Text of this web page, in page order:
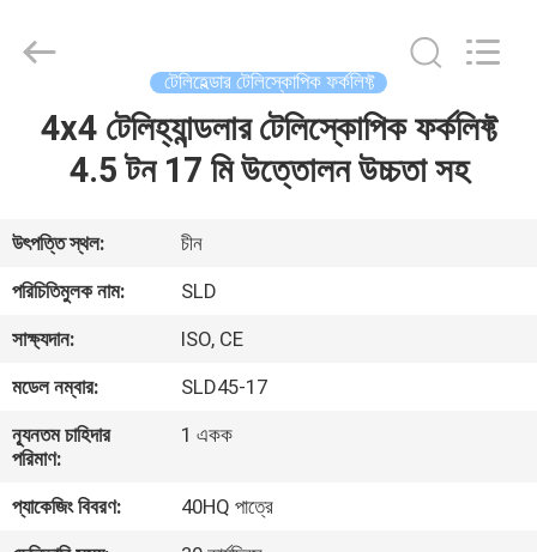
বাড়ি
আমাদের
সম্পর্কে
কারখানা
ভ্রমণ
মান
Reserved.
টেলিহেল্ডার টেলিস্কোপিক ফর্কলিফ্ট
4x4 টেলিহ্যান্ডলার টেলিস্কোপিক ফর্কলিফ্ট
4.5 টন 17 মি উত্তোলন উচ্চতা সহ
উৎপত্তি স্থল:
চীন
পরিচিতিমুলক নাম:
SLD
সাক্ষ্যদান:
ISO, CE
মডেল নম্বার:
SLD45-17
ন্যূনতম চাহিদার
পরিমাণ:
1 একক
প্যাকেজিং বিবরণ:
40HQ পাত্রে